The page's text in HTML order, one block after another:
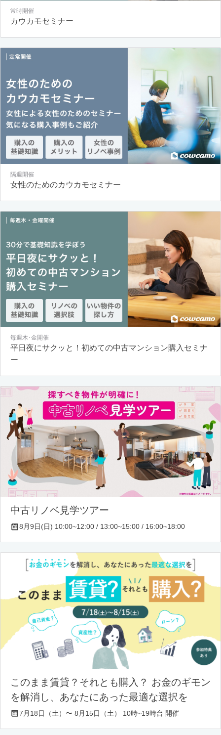
常時開催
カウカモセミナー
隔週開催
女性のためのカウカモセミナー
毎週木･金開催
平日夜にサクッと！初めての中古マンション購入セミナ
ー
中古リノベ見学ツアー
8月9日(日) 10:00~12:00 / 13:00~15:00 / 16:00~18:00
このまま賃貸？それとも購入？ お金のギモン
を解消し、あなたにあった最適な選択を
7月18日（土）〜 8月15日（土） 10時~19時台 開催